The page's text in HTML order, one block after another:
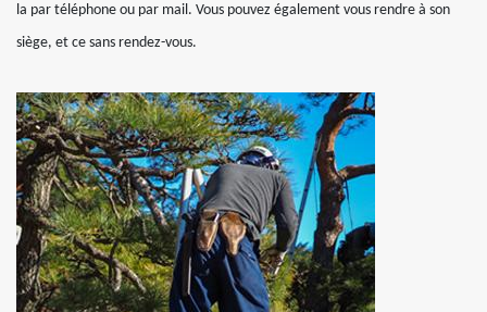
la par téléphone ou par mail. Vous pouvez également vous rendre à son
siège, et ce sans rendez-vous.